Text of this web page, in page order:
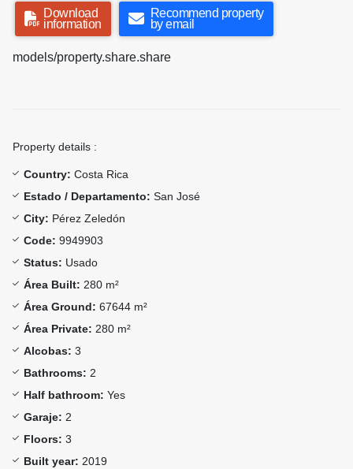
Download
information
Recommend property
by email
models/property.share.share
Property details :
Country: Costa Rica
Estado / Departamento: San José
City: Pérez Zeledón
Code: 9949903
Status: Usado
Área Built: 280 m²
Área Ground: 67644 m²
Área Private: 280 m²
Alcobas: 3
Bathrooms: 2
Half bathroom: Yes
Garaje: 2
Floors: 3
Built year: 2019